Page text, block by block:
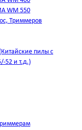
WM 550
Триммеров
пилы с
52 и т.д.)